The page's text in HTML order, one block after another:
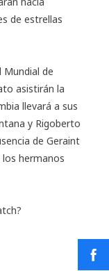
de estrellas
Mundial de
asistirán la
llevará a sus
y Rigoberto
de Geraint
hermanos